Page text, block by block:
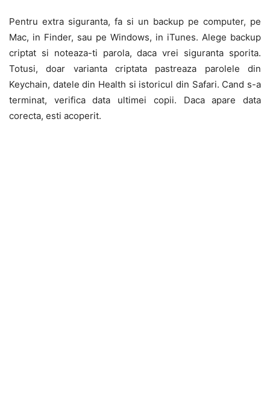
Pentru extra siguranta, fa si un backup pe computer, pe
Mac, in Finder, sau pe Windows, in iTunes. Alege backup
criptat si noteaza-ti parola, daca vrei siguranta sporita.
Totusi, doar varianta criptata pastreaza parolele din
Keychain, datele din Health si istoricul din Safari. Cand s-a
terminat, verifica data ultimei copii. Daca apare data
corecta, esti acoperit.